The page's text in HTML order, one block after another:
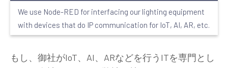
We use Node-RED for interfacing our lighting equipment
with devices that do IP communication for IoT, AI, AR, etc.
もし、御社がIoT、AI、ARなどを行うITを専門とし